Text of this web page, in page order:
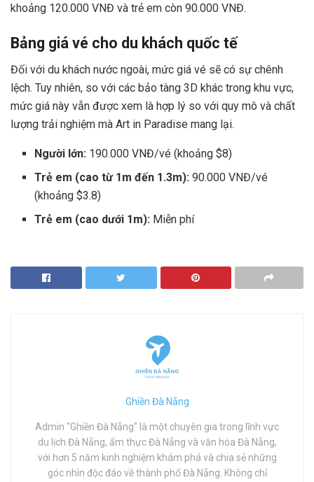
khoảng 120.000 VNĐ và trẻ em còn 90.000 VNĐ.
Bảng giá vé cho du khách quốc tế
Đối với du khách nước ngoài, mức giá vé sẽ có sự chênh
lệch. Tuy nhiên, so với các bảo tàng 3D khác trong khu vực,
mức giá này vẫn được xem là hợp lý so với quy mô và chất
lượng trải nghiệm mà Art in Paradise mang lại.
Người lớn: 190.000 VNĐ/vé (khoảng $8)
Trẻ em (cao từ 1m đến 1.3m): 90.000 VNĐ/vé
(khoảng $3.8)
Trẻ em (cao dưới 1m): Miễn phí
Ghiền Đà Nẵng
Admin "Ghiền Đà Nẵng" là một chuyên gia trong lĩnh vực
du lịch Đà Nẵng, ẩm thực Đà Nẵng và văn hóa Đà Nẵng,
với hơn 5 năm kinh nghiệm khám phá và chia sẻ những
góc nhìn độc đáo về thành phố Đà Nẵng. Không chỉ